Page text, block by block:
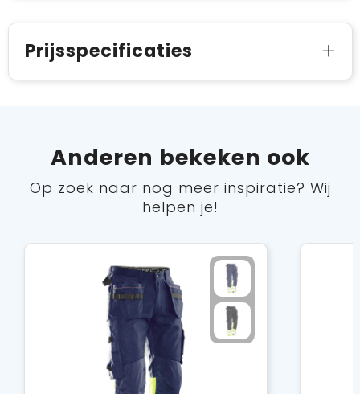
Prijsspecificaties
Anderen bekeken ook
Op zoek naar nog meer inspiratie? Wij
helpen je!